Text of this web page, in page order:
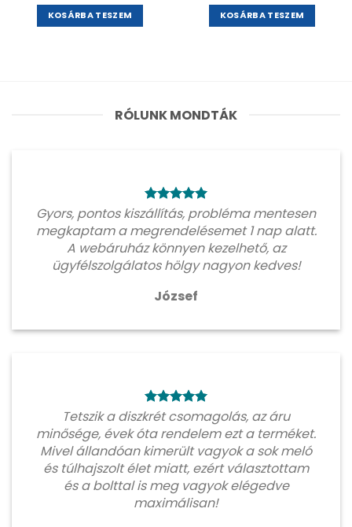
KOSÁRBA TESZEM KOSÁRBA TESZEM
RÓLUNK MONDTÁK
Gyors, pontos kiszállítás, probléma mentesen
megkaptam a megrendelésemet 1 nap alatt.
A webáruház könnyen kezelhető, az
ügyfélszolgálatos hölgy nagyon kedves!
József
Tetszik a diszkrét csomagolás, az áru
minősége, évek óta rendelem ezt a terméket.
Mivel állandóan kimerült vagyok a sok meló
és túlhajszolt élet miatt, ezért választottam
és a bolttal is meg vagyok elégedve
maximálisan!